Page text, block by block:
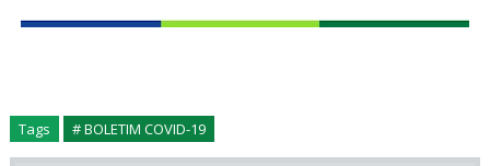
Tags # BOLETIM COVID-19